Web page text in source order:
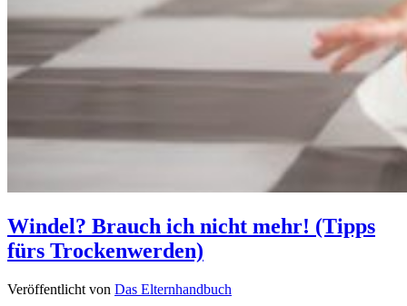
Windel? Brauch ich nicht mehr! (Tipps
fürs Trockenwerden)
Veröffentlicht von Das Elternhandbuch